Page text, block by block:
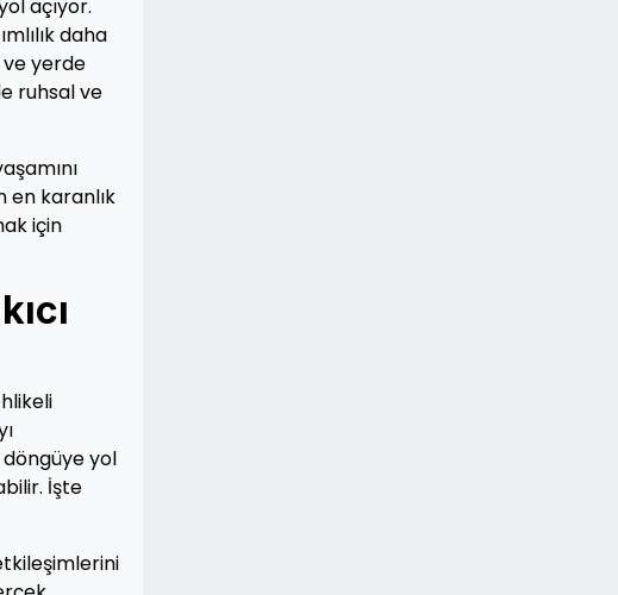
açıyor.
daha
ve yerde
ruhsal ve
en karanlık
için
yol
İşte